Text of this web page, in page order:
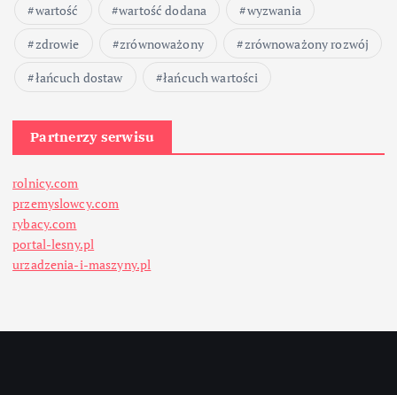
wartość
wartość dodana
wyzwania
zdrowie
zrównoważony
zrównoważony rozwój
łańcuch dostaw
łańcuch wartości
Partnerzy serwisu
rolnicy.com
przemyslowcy.com
rybacy.com
portal-lesny.pl
urzadzenia-i-maszyny.pl